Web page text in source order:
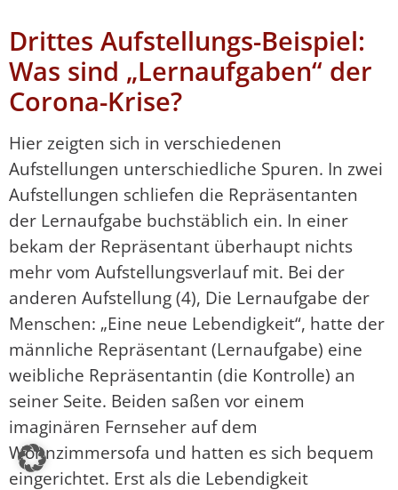
Drittes Aufstellungs-Beispiel:
Was sind „Lernaufgaben“ der
Corona-Krise?
Hier zeigten sich in verschiedenen
Aufstellungen unterschiedliche Spuren. In zwei
Aufstellungen schliefen die Repräsentanten
der Lernaufgabe buchstäblich ein. In einer
bekam der Repräsentant überhaupt nichts
mehr vom Aufstellungsverlauf mit. Bei der
anderen Aufstellung (4), Die Lernaufgabe der
Menschen: „Eine neue Lebendigkeit“, hatte der
männliche Repräsentant (Lernaufgabe) eine
weibliche Repräsentantin (die Kontrolle) an
seiner Seite. Beiden saßen vor einem
imaginären Fernseher auf dem
Wohnzimmersofa und hatten es sich bequem
eingerichtet. Erst als die Lebendigkeit